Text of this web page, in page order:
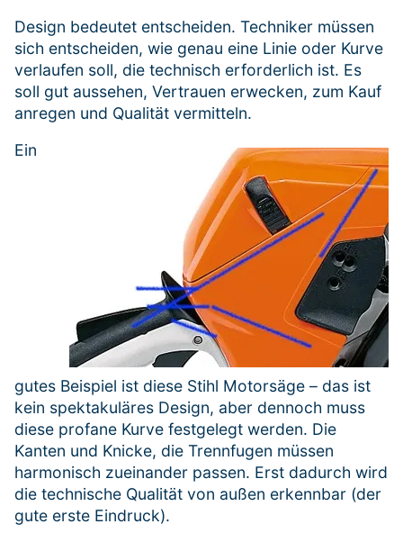
Design bedeutet entscheiden. Techniker müssen
sich entscheiden, wie genau eine Linie oder Kurve
verlaufen soll, die technisch erforderlich ist. Es
soll gut aussehen, Vertrauen erwecken, zum Kauf
anregen und Qualität vermitteln.
Ein
gutes Beispiel ist diese Stihl Motorsäge – das ist
kein spektakuläres Design, aber dennoch muss
diese profane Kurve festgelegt werden. Die
Kanten und Knicke, die Trennfugen müssen
harmonisch zueinander passen. Erst dadurch wird
die technische Qualität von außen erkennbar (der
gute erste Eindruck).